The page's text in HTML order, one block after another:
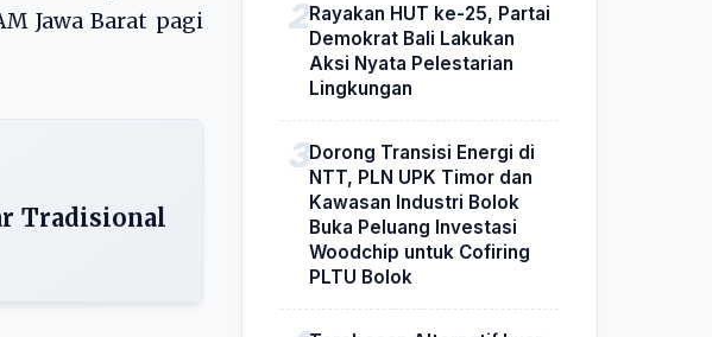
Jawa Barat pagi
Tradisional
Rayakan HUT ke-25, Partai
Demokrat Bali Lakukan
Aksi Nyata Pelestarian
Lingkungan
Dorong Transisi Energi di
NTT, PLN UPK Timor dan
Kawasan Industri Bolok
Buka Peluang Investasi
Woodchip untuk Cofiring
PLTU Bolok